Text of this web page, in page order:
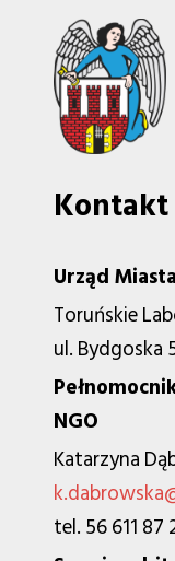
Kontakt
Urząd
Toruńskie
ul. Bydgoska
NGO
Katarzyna
tel. 56 611 87